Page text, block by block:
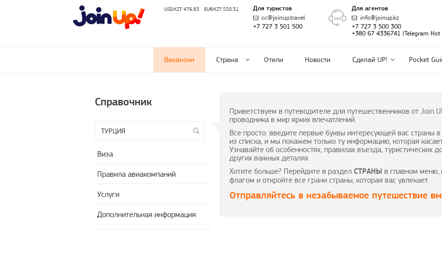
USD/KZT 476.83 EUR/KZT 550.31 Для туристов
cc@joinup.travel
+7 727 3 501 500
Для агентов
info@joinup.kz
+7 727 3 500 300
+380 67 4336741 (Telegram Hot
Вакансии Страна Отели Новости Сделай UP! Pocket
Справочник
Виза
Правила авиакомпаний
Услуги
Дополнительная информация
Приветствуем в путеводителе для путешественников от Join
проводника в мир ярких впечатлений.
Все просто: введите первые буквы интересующей вас страны
из списка, и мы покажем только ту информацию, которая
Узнавайте об особенностях, правилах въезда, туристических
других важных деталях.
Хотите больше? Перейдите в раздел СТРАНЫ в главном меню,
флагом и откройте все грани страны, которая вас увлекает.
Отправляйтесь в незабываемое путешествие